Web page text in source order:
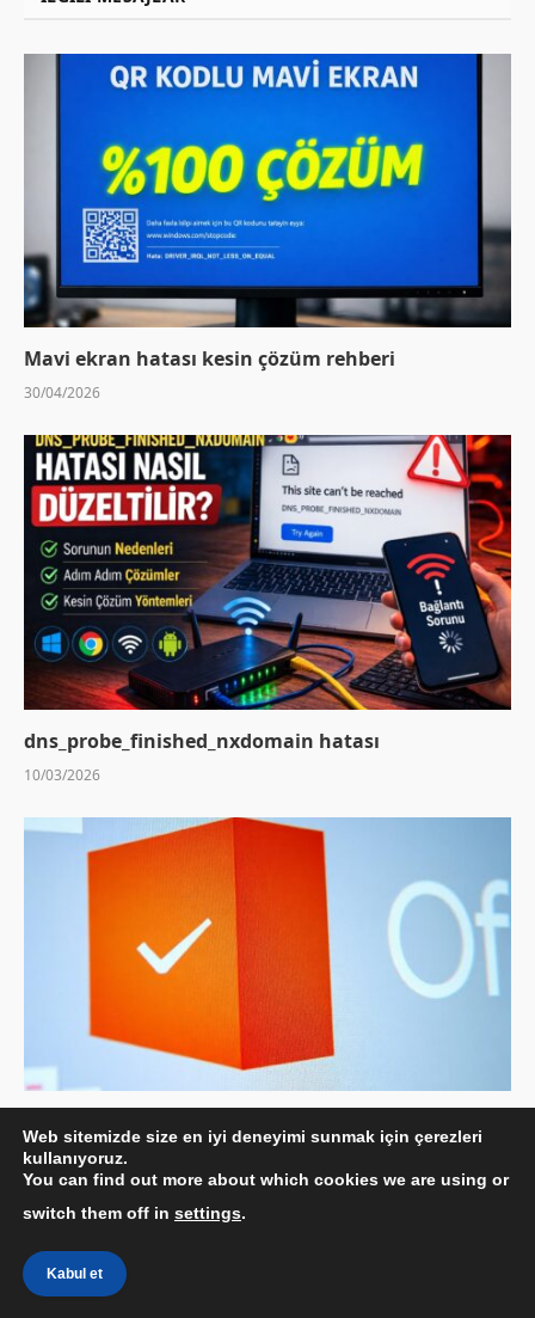
Mavi ekran hatası kesin çözüm rehberi
30/04/2026
dns_probe_finished_nxdomain hatası
10/03/2026
15/03/2025
Web sitemizde size en iyi deneyimi sunmak için çerezleri
kullanıyoruz.
You can find out more about which cookies we are using or
switch them off in settings.
Kabul et